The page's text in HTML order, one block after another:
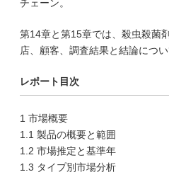
チェーン。
第14章と第15章では、殺虫殺菌
店、顧客、調査結果と結論につい
レポート目次
1 市場概要
1.1 製品の概要と範囲
1.2 市場推定と基準年
1.3 タイプ別市場分析